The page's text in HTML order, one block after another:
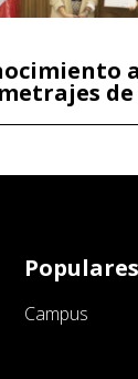
de
Populares
Campus